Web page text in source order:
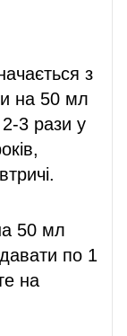
з
на 50 мл
3 рази у
50 мл
по 1
на